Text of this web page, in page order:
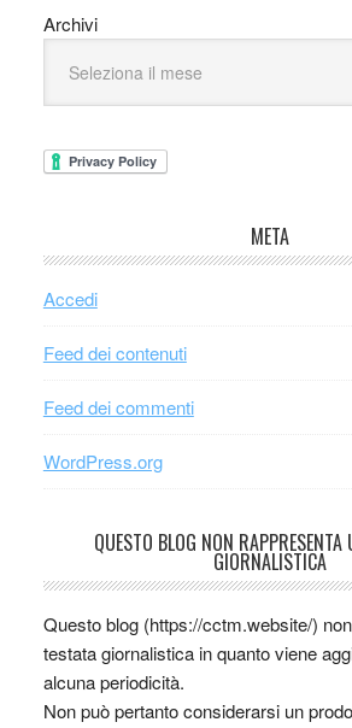
Archivi
META
Accedi
Feed dei contenuti
Feed dei commenti
WordPress.org
QUESTO BLOG NON RAPPRESENTA
GIORNALISTICA
Questo blog (https://cctm.website/)
testata giornalistica in quanto viene
alcuna periodicità.
Non può pertanto considerarsi un